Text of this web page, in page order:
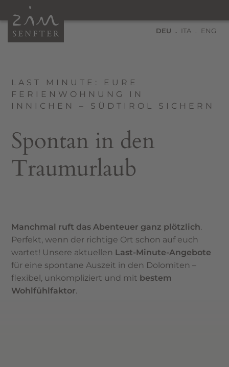
DEU ITA ENG
LAST MINUTE: EURE
FERIENWOHNUNG IN
INNICHEN – SÜDTIROL SICHERN
Spontan in den
Traumurlaub
Manchmal ruft das Abenteuer ganz plötzlich.
Perfekt, wenn der richtige Ort schon auf euch
wartet! Unsere aktuellen Last-Minute-Angebote
für eine spontane Auszeit in den Dolomiten –
flexibel, unkompliziert und mit bestem
Wohlfühlfaktor.